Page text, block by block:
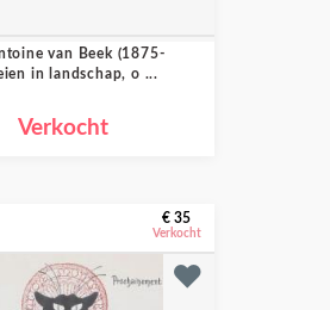
van Beek (1875-
in landschap, o ...
Verkocht
€ 35
Verkocht